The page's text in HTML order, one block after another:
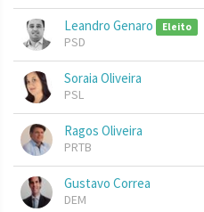
Leandro Genaro Eleito
PSD
Soraia Oliveira
PSL
Ragos Oliveira
PRTB
Gustavo Correa
DEM